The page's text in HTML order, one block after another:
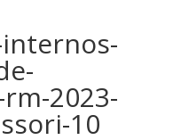
2023-
10